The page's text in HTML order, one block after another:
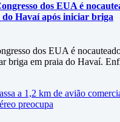
dos EUA é
Havaí após iniciar briga
dos EUA é
briga em praia do Havaí.